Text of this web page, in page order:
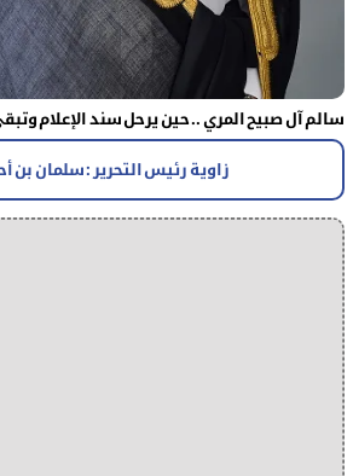
سالم آل صبيح المري .. حين يرحل سند الإعلام
زاوية رئيس التحرير : سلمان بن